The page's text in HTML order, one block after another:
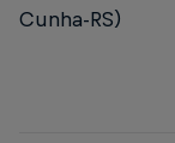
Cunha-RS)